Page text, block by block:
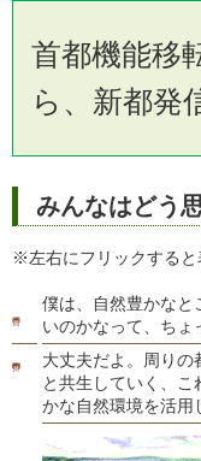
首都機能移
ら、新都発
みんなはどう
※左右にフリックすると
僕は、自然豊かなと
いのかなって、ちょ
大丈夫だよ。周り
と共生していく、
かな自然環境を活用